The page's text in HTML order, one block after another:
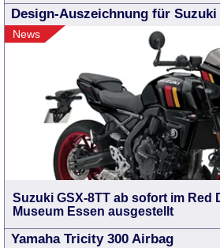
Design-Auszeichnung für Suzuki
News
Suzuki GSX-8TT ab sofort im Red
Museum Essen ausgestellt
Yamaha Tricity 300 Airbag